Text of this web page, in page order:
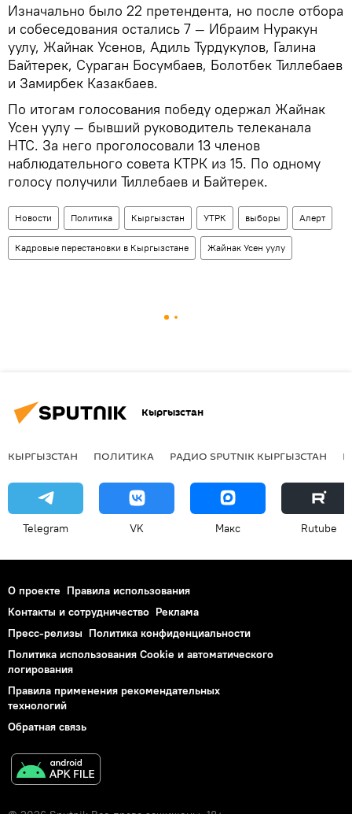
Изначально было 22 претендента, но после отбора
и собеседования остались 7 — Ибраим Нуракун
уулу, Жайнак Усенов, Адиль Турдукулов, Галина
Байтерек, Сураган Босумбаев, Болотбек Тиллебаев
и Замирбек Казакбаев.
По итогам голосования победу одержал Жайнак
Усен уулу — бывший руководитель телеканала
НТС. За него проголосовали 13 членов
наблюдательного совета КТРК из 15. По одному
голосу получили Тиллебаев и Байтерек.
Новости Политика Кыргызстан УТРК выборы Aлерт
Кадровые перестановки в Кыргызстане Жайнак Усен уулу
Кыргызстан
КЫРГЫЗСТАН ПОЛИТИКА РАДИО SPUTNIK КЫРГЫЗСТАН
Telegram VK Макс Rutube
О проекте Правила использования
Контакты и сотрудничество Реклама
Пресс-релизы Политика конфиденциальности
Политика использования Cookie и автоматического
логирования
Правила применения рекомендательных
технологий
Обратная связь